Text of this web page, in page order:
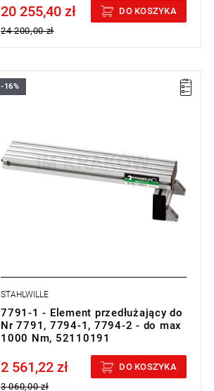
Price tax included
20 255,40 zł
24 200,00 zł
DO KOSZYKA
-16%
STAHLWILLE
7791-1 - Element przedłużający do
Nr 7791, 7794-1, 7794-2 - do max
1000 Nm, 52110191
Price tax included
2 561,22 zł
3 060,00 zł
DO KOSZYKA